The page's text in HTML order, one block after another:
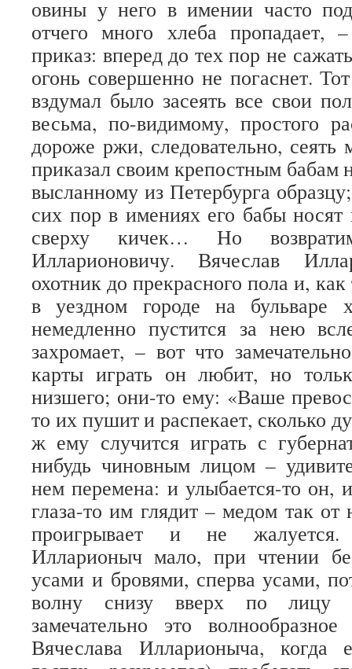
овины у него в имении часто
отчего много хлеба пропадает,
приказ: вперед до тех пор не
огонь совершенно не погаснет.
вздумал было засеять все свои
весьма, по-видимому, простого
дороже ржи, следовательно,
приказал своим крепостным бабам
высланному из Петербурга
сих пор в имениях его бабы
сверху кичек… Но
Илларионовичу. Вячеслав
охотник до прекрасного пола и,
в уездном городе на бульваре
немедленно пустится за нею
захромает, – вот что
карты играть он любит, но
низшего; они-то ему: «Ваше
то их пушит и распекает, сколько
ж ему случится играть с
нибудь чиновным лицом –
нем перемена: и улыбается-то он,
глаза-то им глядит – медом так
проигрывает и не жалуется.
Илларионыч мало, при чтении
усами и бровями, сперва усами,
волну снизу вверх по лицу
замечательно это
Вячеслава Илларионыча, когда